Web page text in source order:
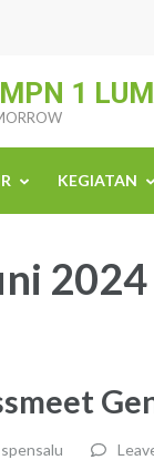
1
KEGIATAN
2024